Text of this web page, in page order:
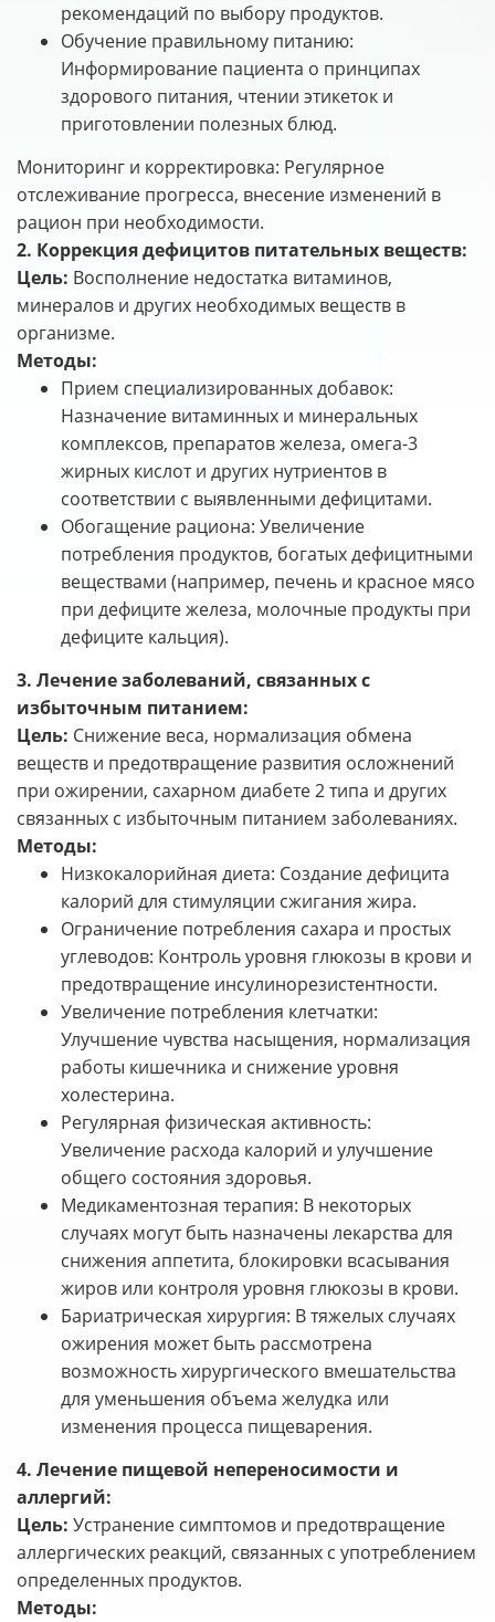
рекомендаций по выбору продуктов.
Обучение правильному питанию:
Информирование пациента о принципах
здорового питания, чтении этикеток и
приготовлении полезных блюд.
Мониторинг и корректировка: Регулярное
отслеживание прогресса, внесение изменений в
рацион при необходимости.
2. Коррекция дефицитов питательных веществ:
Цель: Восполнение недостатка витаминов,
минералов и других необходимых веществ в
организме.
Методы:
Прием специализированных добавок:
Назначение витаминных и минеральных
комплексов, препаратов железа, омега-3
жирных кислот и других нутриентов в
соответствии с выявленными дефицитами.
Обогащение рациона: Увеличение
потребления продуктов, богатых дефицитными
веществами (например, печень и красное мясо
при дефиците железа, молочные продукты при
дефиците кальция).
3. Лечение заболеваний, связанных с
избыточным питанием:
Цель: Снижение веса, нормализация обмена
веществ и предотвращение развития осложнений
при ожирении, сахарном диабете 2 типа и других
связанных с избыточным питанием заболеваниях.
Методы:
Низкокалорийная диета: Создание дефицита
калорий для стимуляции сжигания жира.
Ограничение потребления сахара и простых
углеводов: Контроль уровня глюкозы в крови и
предотвращение инсулинорезистентности.
Увеличение потребления клетчатки:
Улучшение чувства насыщения, нормализация
работы кишечника и снижение уровня
холестерина.
Регулярная физическая активность:
Увеличение расхода калорий и улучшение
общего состояния здоровья.
Медикаментозная терапия: В некоторых
случаях могут быть назначены лекарства для
снижения аппетита, блокировки всасывания
жиров или контроля уровня глюкозы в крови.
Бариатрическая хирургия: В тяжелых случаях
ожирения может быть рассмотрена
возможность хирургического вмешательства
для уменьшения объема желудка или
изменения процесса пищеварения.
4. Лечение пищевой непереносимости и
аллергий:
Цель: Устранение симптомов и предотвращение
аллергических реакций, связанных с употреблением
определенных продуктов.
Методы: